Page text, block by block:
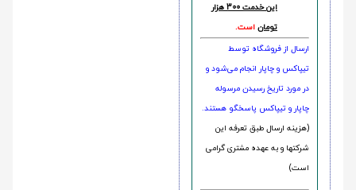
این خدمت 300 هزار
تومان است.
ارسال از فروشگاه توسط
تیپاکس و چاپار انجام می‌شود و
در مورد تاریخ رسیدن مرسوله
چاپار و تیپاکس پاسخگو هستند.
(هزینه ارسال طبق تعرفه این
شرکتها و به عهده مشتری گرامی
است)